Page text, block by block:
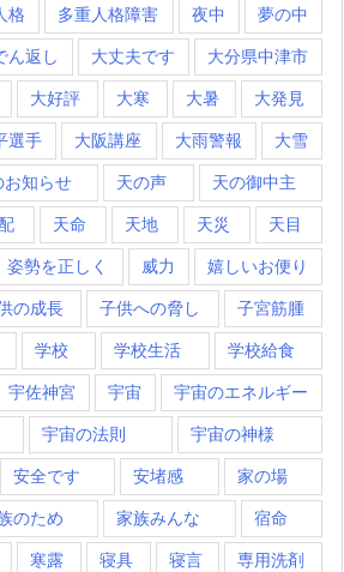
格 多重人格障害 夜中 夢の中
ん返し 大丈夫です 大分県中津市
大好評 大寒 大暑 大発見
選手 大阪講座 大雨警報 大雪
お知らせ 天の声 天の御中主
天命 天地 天災 天目
姿勢を正しく 威力 嬉しいお便り
の成長 子供への脅し 子宮筋腫
学校 学校生活 学校給食
宇佐神宮 宇宙 宇宙のエネルギー
宇宙の法則 宇宙の神様
安全です 安堵感 家の場
のため 家族みんな 宿命
寒露 寝具 寝言 専用洗剤